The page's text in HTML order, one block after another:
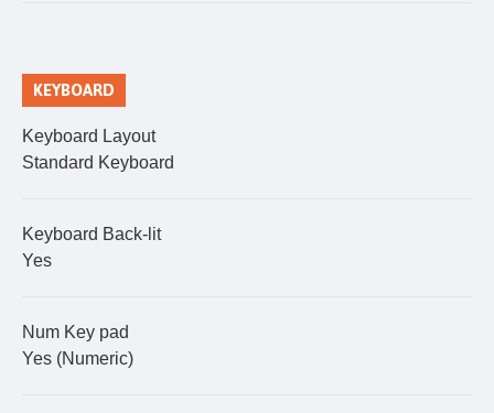
KEYBOARD
Keyboard Layout
Standard Keyboard
Keyboard Back-lit
Yes
Num Key pad
Yes (Numeric)